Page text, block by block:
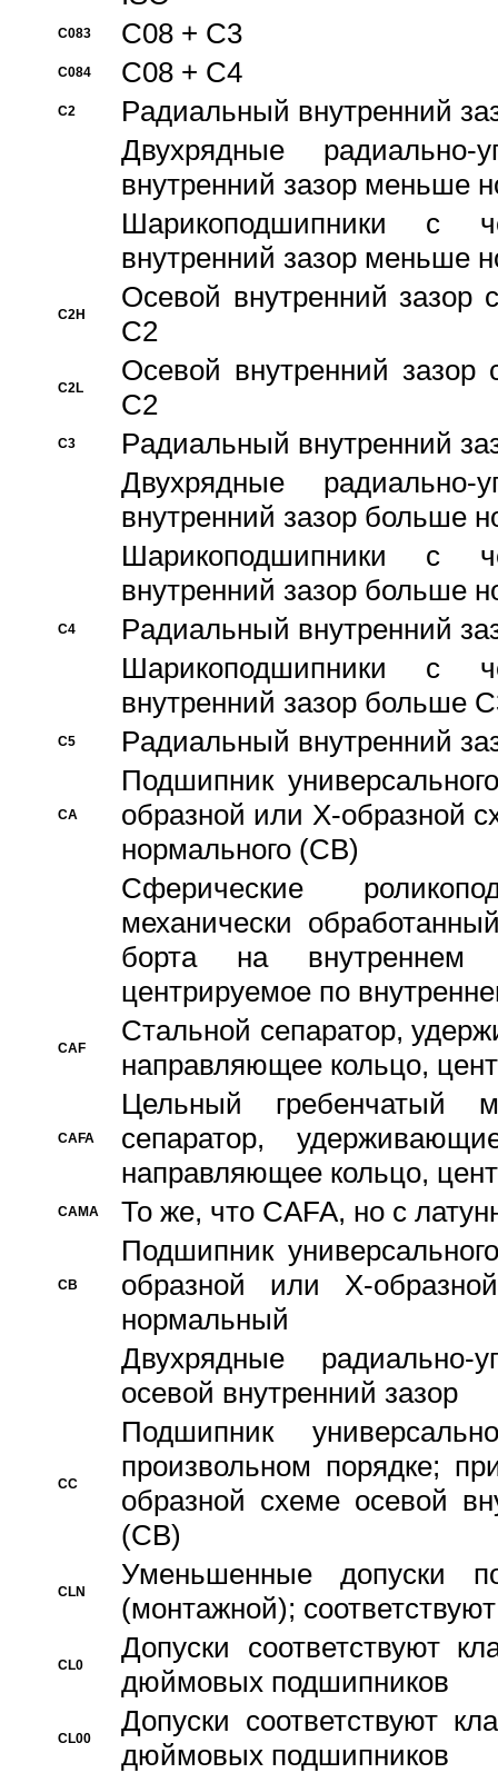
C083 C08 + C3
C084 C08 + C4
C2
Pадиальный внутренний
Двухрядные радиально-
внутренний зазор меньше
Шарикоподшипники с
внутренний зазор меньше
C2H
Осевой внутренний зазор
C2
C2L
Осевой внутренний зазор
C2
C3
Pадиальный внутренний
Двухрядные радиально-
внутренний зазор больше
Шарикоподшипники с
внутренний зазор больше
C4
Pадиальный внутренний
Шарикоподшипники с
внутренний зазор больше
C5 Pадиальный внутренний
CA
Подшипник
образной или Х-образной
нормального (CB)
Сферические
механически
борта на внутреннем
центрируемое по
CAF
Стальной сепаратор,
направляющее кольцо,
CAFA
Цельный гребенчатый
сепаратор,
направляющее кольцо,
CAMA То же, что CAFA, но с
CB
Подшипник
образной или Х-
нормальный
Двухрядные радиально-
осевой внутренний зазор
CC
Подшипник
произвольном порядке;
образной схеме осевой
(CB)
CLN
Уменьшенные
(монтажной);
CL0
Допуски соответствуют
дюймовых подшипников
CL00
Допуски соответствуют
дюймовых подшипников